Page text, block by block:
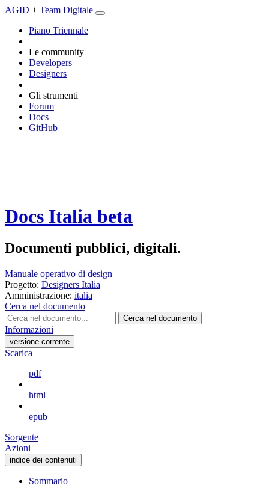
AGID + Team Digitale
Piano Triennale
Le community
Developers
Designers
Gli strumenti
Forum
Docs
GitHub
Docs Italia beta
Documenti pubblici, digitali.
Manuale operativo di design
Progetto: Designers Italia
Amministrazione: italia
Cerca nel documento
Cerca nel documento
Informazioni
versione-corrente
Scarica
pdf
html
epub
Sorgente
Azioni
indice dei contenuti
Sommario